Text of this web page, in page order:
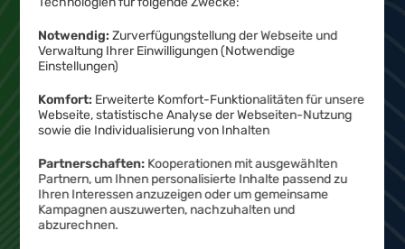
Notwendig: Zurverfügungstellung der Webseite und
Verwaltung Ihrer Einwilligungen (Notwendige
Einstellungen)
Komfort: Erweiterte Komfort-Funktionalitäten für unsere
Webseite, statistische Analyse der Webseiten-Nutzung
sowie die Individualisierung von Inhalten
Partnerschaften: Kooperationen mit ausgewählten
Partnern, um Ihnen personalisierte Inhalte passend zu
Ihren Interessen anzuzeigen oder um gemeinsame
Kampagnen auszuwerten, nachzuhalten und
abzurechnen.